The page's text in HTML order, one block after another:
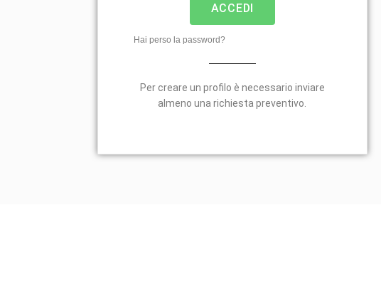
ACCEDI
Hai perso la password?
Per creare un profilo è necessario inviare
almeno una richiesta preventivo.